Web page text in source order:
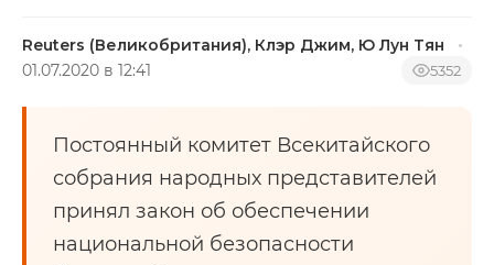
НОВОСТИ
Reuters (Великобритания), Клэр Джим, Ю Лун Тян
01.07.2020 в 12:41
5352
Постоянный комитет Всекитайского
собрания народных представителей
принял закон об обеспечении
национальной безопасности